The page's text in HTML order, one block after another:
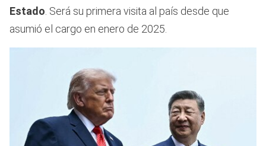
Estado. Será su primera visita al país desde que
asumió el cargo en enero de 2025.